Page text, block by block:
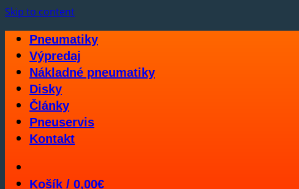
Skip to content
Pneumatiky
Výpredaj
Nákladné pneumatiky
Disky
Články
Pneuservis
Kontakt
Košík / 0,00€